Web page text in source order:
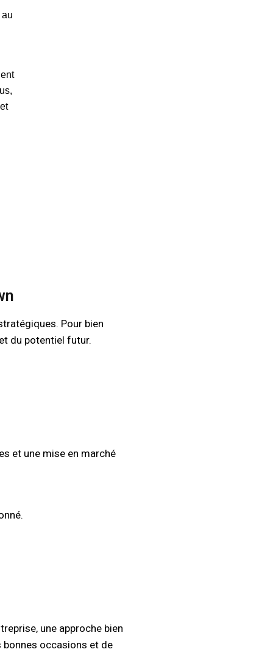
Pour bien
du potentiel futur.
et une mise en marché
une approche bien
bonnes occasions et de